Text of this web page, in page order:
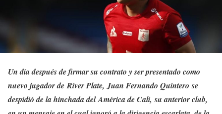
Un día después de firmar su contrato y ser presentado como
nuevo jugador de River Plate, Juan Fernando Quintero se
despidió de la hinchada del América de Cali, su anterior club,